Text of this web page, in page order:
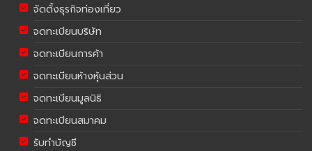
จัดตั้งธุรกิจท่องเที่ยว
จดทะเบียนบริษัท
จดทะเบียนการค้า
จดทะเบียนห้างหุ้นส่วน
จดทะเบียนมูลนิธิ
จดทะเบียนสมาคม
รับทำบัญชี